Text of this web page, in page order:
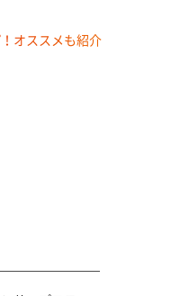
オススメも紹介